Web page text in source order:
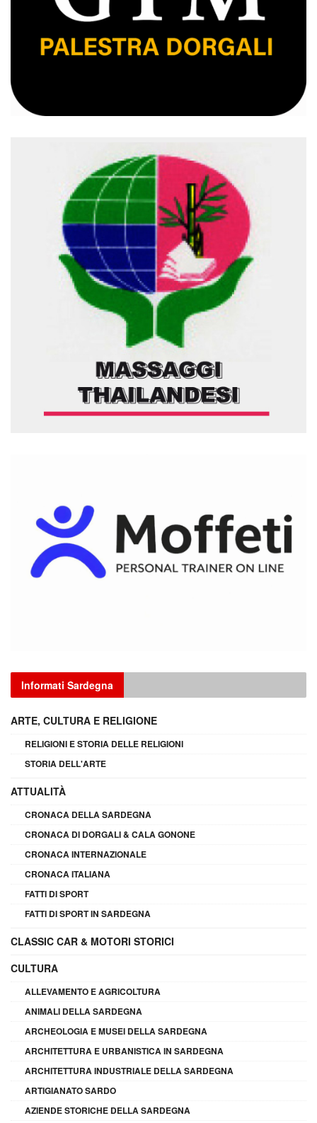
Informati Sardegna
ARTE, CULTURA E RELIGIONE
RELIGIONI E STORIA DELLE RELIGIONI
STORIA DELL'ARTE
ATTUALITÀ
CRONACA DELLA SARDEGNA
CRONACA DI DORGALI & CALA GONONE
CRONACA INTERNAZIONALE
CRONACA ITALIANA
FATTI DI SPORT
FATTI DI SPORT IN SARDEGNA
CLASSIC CAR & MOTORI STORICI
CULTURA
ALLEVAMENTO E AGRICOLTURA
ANIMALI DELLA SARDEGNA
ARCHEOLOGIA E MUSEI DELLA SARDEGNA
ARCHITETTURA E URBANISTICA IN SARDEGNA
ARCHITETTURA INDUSTRIALE DELLA SARDEGNA
ARTIGIANATO SARDO
AZIENDE STORICHE DELLA SARDEGNA